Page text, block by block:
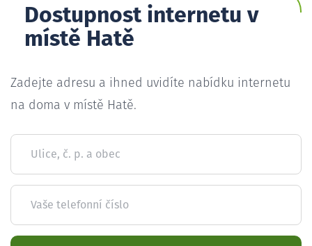
Dostupnost internetu v
místě Hatě
Zadejte adresu a ihned uvidíte nabídku internetu
na doma v místě Hatě.
Ulice, č. p. a obec
Vaše telefonní číslo